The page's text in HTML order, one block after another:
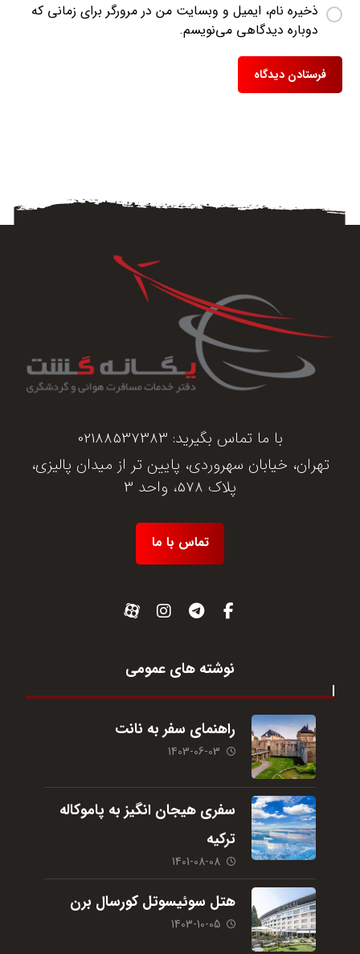
ذخیره نام، ایمیل و وبسایت من در مرورگر برای زمانی که
دوباره دیدگاهی می‌نویسم.
با ما تماس بگیرید: 02188537383
تهران، خیابان سهروردی، پایین تر از میدان پالیزی،
پلاک 578، واحد 3
تماس با ما
نوشته های عمومی
راهنمای سفر به نانت
1403-06-03
سفری هیجان انگیز به پاموکاله
ترکیه
1401-08-08
هتل سوئیسوتل کورسال برن
1403-10-05